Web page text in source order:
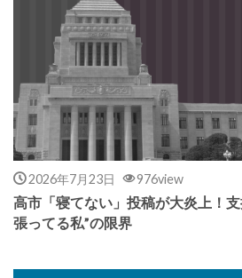
2026年7月23日 976view
高市「寝てない」投稿が大炎上！
張ってる私”の限界